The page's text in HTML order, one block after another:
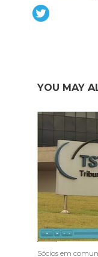
YOU MAY
Sócios em